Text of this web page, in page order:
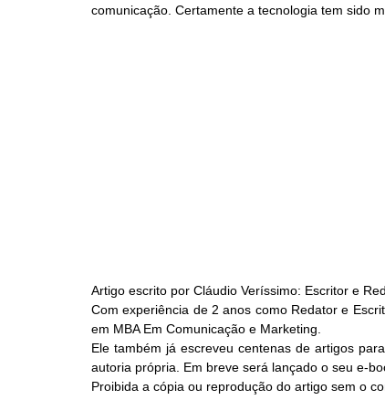
comunicação. Certamente a tecnologia tem sido
Artigo escrito por Cláudio Veríssimo: Escritor e
Com experiência de 2 anos como Redator e
em MBA Em Comunicação e Marketing.
Ele também já escreveu centenas de artigos
autoria própria. Em breve será lançado o seu e-
Proibida a cópia ou reprodução do artigo sem o